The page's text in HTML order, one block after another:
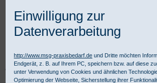
Praxisbedarf Shop Notfall Patientenmonitore
medical Econet ME7 Fingerpulsoximeter
Einwilligung zur
Datenverarbeitung
http://www.msg-praxisbedarf.de und Dritte möchten
Endgerät, z. B. auf Ihrem PC, speichern bzw. auf diese
unter Verwendung von Cookies und ähnlichen
Optimierung der Webseite, Sicherstellung ihrer